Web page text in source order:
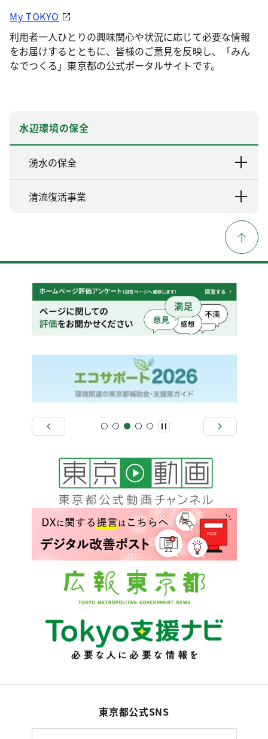
My TOKYO
利用者一人ひとりの興味関心や状況に応じて必要な情報
をお届けするとともに、皆様のご意見を反映し、「みん
なでつくる」東京都の公式ポータルサイトです。
水辺環境の保全
湧水の保全
清流復活事業
東京都公式SNS